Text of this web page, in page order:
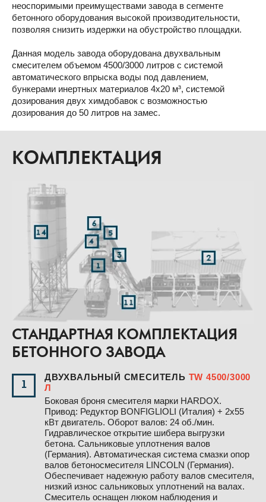
неоспоримыми преимуществами завода в сегменте
бетонного оборудования высокой производительности,
позволяя снизить издержки на обустройство площадки.
Данная модель завода оборудована двухвальным
смесителем объемом 4500/3000 литров с системой
автоматического впрыска воды под давлением,
бункерами инертных материалов 4х20 м³, системой
дозирования двух химдобавок с возможностью
дозирования до 50 литров на замес.
КОМПЛЕКТАЦИЯ
СТАНДАРТНАЯ КОМПЛЕКТАЦИЯ
БЕТОННОГО ЗАВОДА
1
ДВУХВАЛЬНЫЙ СМЕСИТЕЛЬ TW 4500/3000
Л
Боковая броня смесителя марки HARDOX.
Привод: Редуктор BONFIGLIOLI (Италия) + 2х55
кВт двигатель. Оборот валов: 24 об./мин.
Гидравлическое открытие шибера выгрузки
бетона. Сальниковые уплотнения валов
(Германия). Автоматическая система смазки опор
валов бетоносмесителя LINCOLN (Германия).
Обеспечивает надежную работу валов смесителя,
низкий износ сальниковых уплотнений на валах.
Смеситель оснащен люком наблюдения и